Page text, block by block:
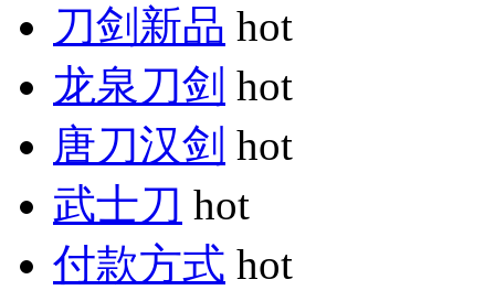
刀剑新品 hot
龙泉刀剑 hot
唐刀汉剑 hot
武士刀 hot
付款方式 hot